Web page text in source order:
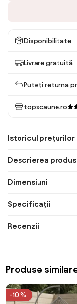
Disponibilitate
Livrare gratuită
Puteți returna
topscaune.ro
Istoricul prețurilor
Descrierea
Dimensiuni
Specificații
Recenzii
Produse
-10 %